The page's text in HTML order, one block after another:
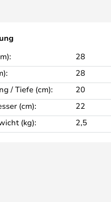
28
28
/ Tiefe (cm):
20
(cm):
22
(kg):
2,5